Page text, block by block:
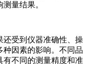
量结果。
还受到仪器准确性、操
因素的影响。不同品
有不同的测量精度和准